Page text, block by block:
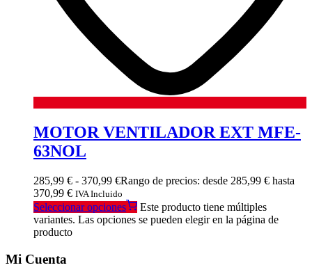
MOTOR VENTILADOR EXT MFE-
63NOL
285,99 € - 370,99 €Rango de precios: desde 285,99 € hasta
370,99 € IVA Incluido
Seleccionar opciones
Este producto tiene múltiples
variantes. Las opciones se pueden elegir en la página de
producto
Mi Cuenta